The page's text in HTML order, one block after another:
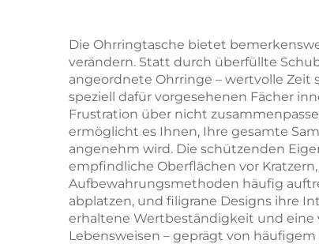
Halsketten und
Armbänder,
Geschenkbox,
Großhandel
Die Ohrringtasche bietet
verändern. Statt durch überfüllte
angeordnete Ohrringe – wertvolle Zeit
speziell dafür vorgesehenen Fächer
Frustration über nicht
ermöglicht es Ihnen, Ihre gesamte
angenehm wird. Die schützenden
empfindliche Oberflächen vor
Aufbewahrungsmethoden häufig
abplatzen, und filigrane Designs ihre
erhaltene Wertbeständigkeit und eine
Lebensweisen – geprägt von